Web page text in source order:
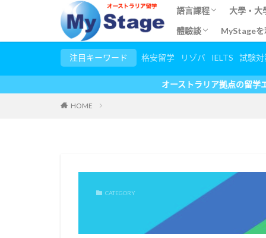
語言課程
語言學校搜索
語言留學
短期語言留學
兒童英文教師課程
對外英語教學 (TESOL)
大學・大
體驗談
實習工作體驗談
無給インターンシッ
大学生春休み/夏休み
ボランティア体験談
ホームステイ・田舎
マイステージ利用者
其他體驗談
オンライン留学＆英
MyStageを
注目キーワード 格安留学 リゾバ IELTS 試験
オーストラリア拠点の留学エージェント お得なキ
HOME
CATEGORY